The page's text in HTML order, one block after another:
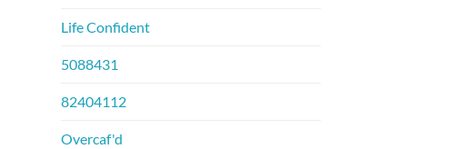
Life Confident
5088431
82404112
Overcaf'd